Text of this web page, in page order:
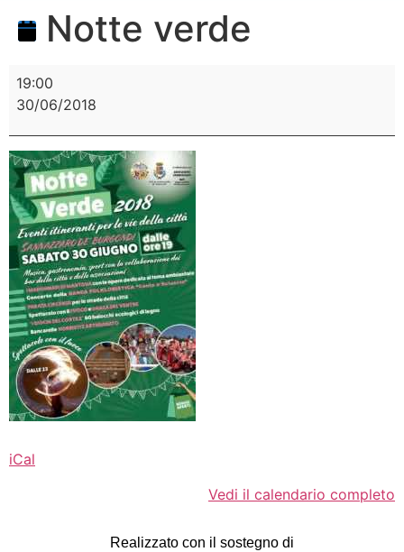
Notte verde
19:00
30/06/2018
iCal
Vedi il calendario completo
Realizzato con il sostegno di